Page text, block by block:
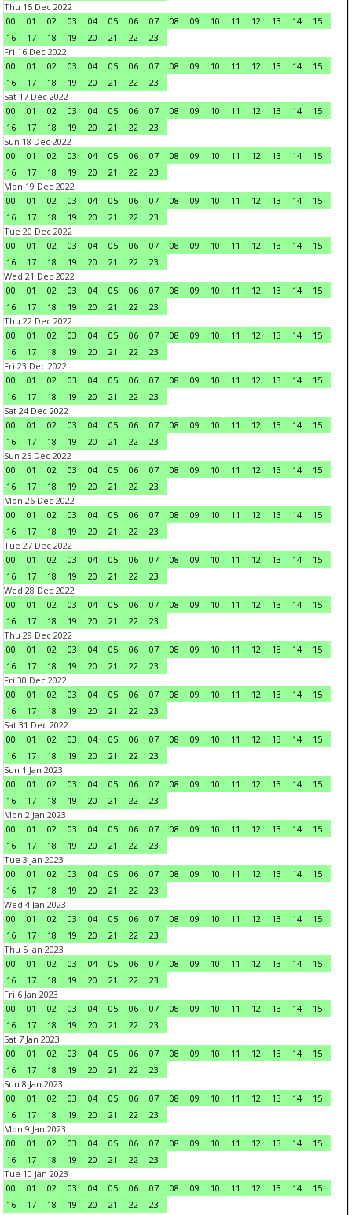
Thu 15 Dec 2022
00
01 02 03 04 05 06 07 08 09 10 11 12 13 14
15
16
17 18 19 20 21 22
23
Fri 16 Dec 2022
00
01 02 03 04 05 06 07 08 09 10 11 12 13 14
15
16
17 18 19 20 21 22
23
Sat 17 Dec 2022
00
01 02 03 04 05 06 07 08 09 10 11 12 13 14
15
16
17 18 19 20 21 22
23
Sun 18 Dec 2022
00
01 02 03 04 05 06 07 08 09 10 11 12 13 14
15
16
17 18 19 20 21 22
23
Mon 19 Dec 2022
00
01 02 03 04 05 06 07 08 09 10 11 12 13 14
15
16
17 18 19 20 21 22
23
Tue 20 Dec 2022
00
01 02 03 04 05 06 07 08 09 10 11 12 13 14
15
16
17 18 19 20 21 22
23
Wed 21 Dec 2022
00
01 02 03 04 05 06 07 08 09 10 11 12 13 14
15
16
17 18 19 20 21 22
23
Thu 22 Dec 2022
00
01 02 03 04 05 06 07 08 09 10 11 12 13 14
15
16
17 18 19 20 21 22
23
Fri 23 Dec 2022
00
01 02 03 04 05 06 07 08 09 10 11 12 13 14
15
16
17 18 19 20 21 22
23
Sat 24 Dec 2022
00
01 02 03 04 05 06 07 08 09 10 11 12 13 14
15
16
17 18 19 20 21 22
23
Sun 25 Dec 2022
00
01 02 03 04 05 06 07 08 09 10 11 12 13 14
15
16
17 18 19 20 21 22
23
Mon 26 Dec 2022
00
01 02 03 04 05 06 07 08 09 10 11 12 13 14
15
16
17 18 19 20 21 22
23
Tue 27 Dec 2022
00
01 02 03 04 05 06 07 08 09 10 11 12 13 14
15
16
17 18 19 20 21 22
23
Wed 28 Dec 2022
00
01 02 03 04 05 06 07 08 09 10 11 12 13 14
15
16
17 18 19 20 21 22
23
Thu 29 Dec 2022
00
01 02 03 04 05 06 07 08 09 10 11 12 13 14
15
16
17 18 19 20 21 22
23
Fri 30 Dec 2022
00
01 02 03 04 05 06 07 08 09 10 11 12 13 14
15
16
17 18 19 20 21 22
23
Sat 31 Dec 2022
00
01 02 03 04 05 06 07 08 09 10 11 12 13 14
15
16
17 18 19 20 21 22
23
Sun 1 Jan 2023
00
01 02 03 04 05 06 07 08 09 10 11 12 13 14
15
16
17 18 19 20 21 22
23
Mon 2 Jan 2023
00
01 02 03 04 05 06 07 08 09 10 11 12 13 14
15
16
17 18 19 20 21 22
23
Tue 3 Jan 2023
00
01 02 03 04 05 06 07 08 09 10 11 12 13 14
15
16
17 18 19 20 21 22
23
Wed 4 Jan 2023
00
01 02 03 04 05 06 07 08 09 10 11 12 13 14
15
16
17 18 19 20 21 22
23
Thu 5 Jan 2023
00
01 02 03 04 05 06 07 08 09 10 11 12 13 14
15
16
17 18 19 20 21 22
23
Fri 6 Jan 2023
00
01 02 03 04 05 06 07 08 09 10 11 12 13 14
15
16
17 18 19 20 21 22
23
Sat 7 Jan 2023
00
01 02 03 04 05 06 07 08 09 10 11 12 13 14
15
16
17 18 19 20 21 22
23
Sun 8 Jan 2023
00
01 02 03 04 05 06 07 08 09 10 11 12 13 14
15
16
17 18 19 20 21 22
23
Mon 9 Jan 2023
00
01 02 03 04 05 06 07 08 09 10 11 12 13 14
15
16
17 18 19 20 21 22
23
Tue 10 Jan 2023
00
01 02 03 04 05 06 07 08 09 10 11 12 13 14
15
16
17 18 19 20 21 22
23